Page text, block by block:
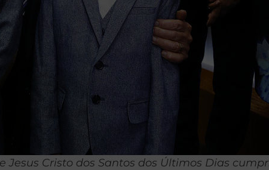
Jesus Cristo dos Santos dos Últimos Dias